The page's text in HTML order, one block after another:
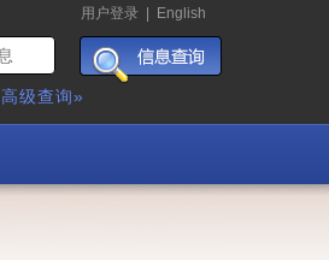
用户登录 English
高级查询»